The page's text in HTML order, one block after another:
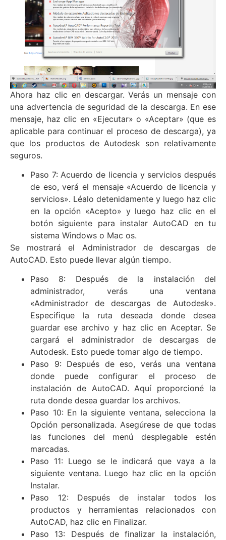
Ahora haz clic en descargar. Verás un mensaje con
una advertencia de seguridad de la descarga. En ese
mensaje, haz clic en «Ejecutar» o «Aceptar» (que es
aplicable para continuar el proceso de descarga), ya
que los productos de Autodesk son relativamente
seguros.
Paso 7: Acuerdo de licencia y servicios después
de eso, verá el mensaje «Acuerdo de licencia y
servicios». Léalo detenidamente y luego haz clic
en la opción «Acepto» y luego haz clic en el
botón siguiente para instalar AutoCAD en tu
sistema Windows o Mac os.
Se mostrará el Administrador de descargas de
AutoCAD. Esto puede llevar algún tiempo.
Paso 8: Después de la instalación del
administrador, verás una ventana
«Administrador de descargas de Autodesk».
Especifique la ruta deseada donde desea
guardar ese archivo y haz clic en Aceptar. Se
cargará el administrador de descargas de
Autodesk. Esto puede tomar algo de tiempo.
Paso 9: Después de eso, verás una ventana
donde puede configurar el proceso de
instalación de AutoCAD. Aquí proporcioné la
ruta donde desea guardar los archivos.
Paso 10: En la siguiente ventana, selecciona la
Opción personalizada. Asegúrese de que todas
las funciones del menú desplegable estén
marcadas.
Paso 11: Luego se le indicará que vaya a la
siguiente ventana. Luego haz clic en la opción
Instalar.
Paso 12: Después de instalar todos los
productos y herramientas relacionados con
AutoCAD, haz clic en Finalizar.
Paso 13: Después de finalizar la instalación,